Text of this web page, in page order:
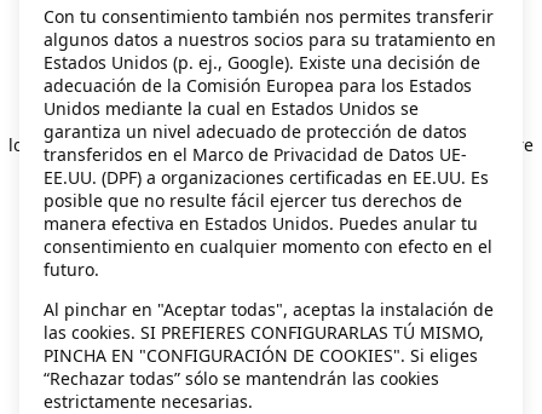
Application error: a client-side exception has occurred
loadingsecondhand.ikea.com (see the browser console for more
information).
Con tu consentimiento también nos permites transferir
algunos datos a nuestros socios para su tratamiento en
Estados Unidos (p. ej., Google). Existe una decisión de
adecuación de la Comisión Europea para los Estados
Unidos mediante la cual en Estados Unidos se
garantiza un nivel adecuado de protección de datos
transferidos en el Marco de Privacidad de Datos UE-
EE.UU. (DPF) a organizaciones certificadas en EE.UU. Es
posible que no resulte fácil ejercer tus derechos de
manera efectiva en Estados Unidos. Puedes anular tu
consentimiento en cualquier momento con efecto en el
futuro.
Al pinchar en "Aceptar todas", aceptas la instalación de
las cookies. SI PREFIERES CONFIGURARLAS TÚ MISMO,
PINCHA EN "CONFIGURACIÓN DE COOKIES". Si eliges
“Rechazar todas” sólo se mantendrán las cookies
estrictamente necesarias.